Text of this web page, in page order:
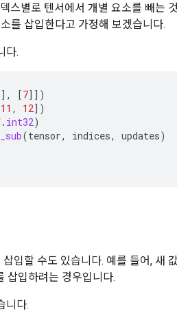
별로 텐서에서 개별 요소를 빼는
를 삽입한다고 가정해 보겠습니다.
다.
] , [7]] )
11 , 12] )
. int32)
(tensor, indices, updates)
입할 수도 있습니다. 예를 들어, 새
삽입하려는 경우입니다.
니다.